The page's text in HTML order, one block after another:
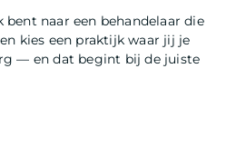
naar een behandelaar die
kies een praktijk waar jij je
— en dat begint bij de juiste